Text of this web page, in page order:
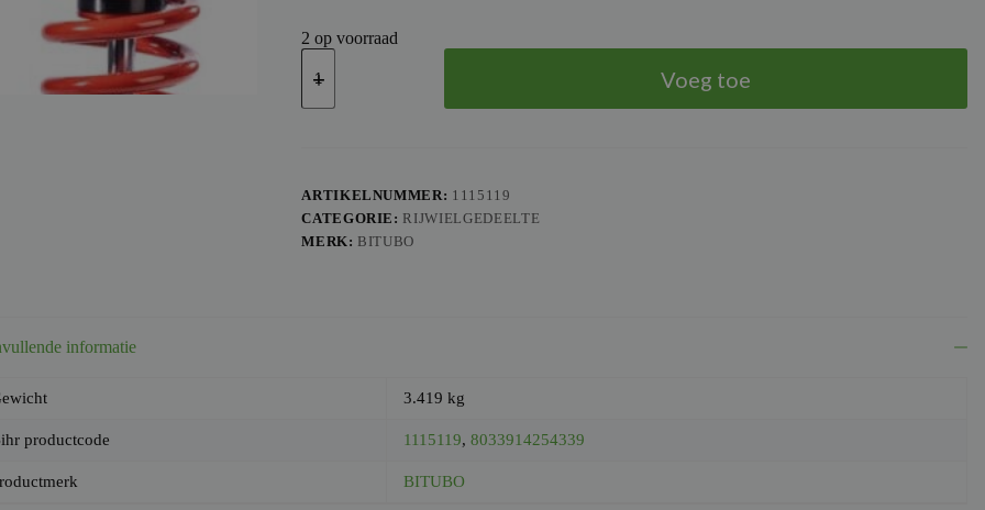
2 op voorraad
BITUBO
XXZB1
Shock
Voeg toe
ARTIKELNUMMER: 1115119
CATEGORIE: RIJWIELGEDEELTE
MERK: BITUBO
informatie
3.419 kg
productcode 1115119, 8033914254339
BITUBO